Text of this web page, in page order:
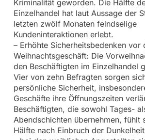
Kriminalität geworden. Die Hälfte
Einzelhandel hat laut Aussage der
letzten zwölf Monaten feindselige
Kundeninteraktionen erlebt.
– Erhöhte Sicherheitsbedenken vor
Weihnachtsgeschäft: Die
den Beschäftigten im Einzelhandel
Vier von zehn Befragten sorgen
persönliche Sicherheit,
Geschäfte ihre Öffnungszeiten
Beschäftigten, die sowohl Tages-
Abendschichten übernehmen, fühlt
Hälfte nach Einbruch der